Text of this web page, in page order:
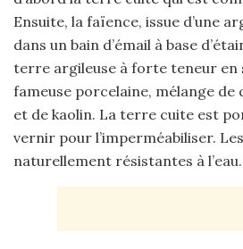
Ensuite, la faïence, issue d’une
dans un bain d’émail à base
terre argileuse à forte teneur en
fameuse porcelaine, mélange
et de kaolin. La terre cuite est
vernir pour l’imperméabiliser.
naturellement résistantes à l’eau.